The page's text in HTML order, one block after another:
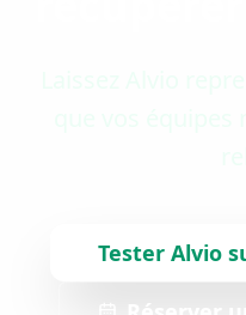
Tester Alvio